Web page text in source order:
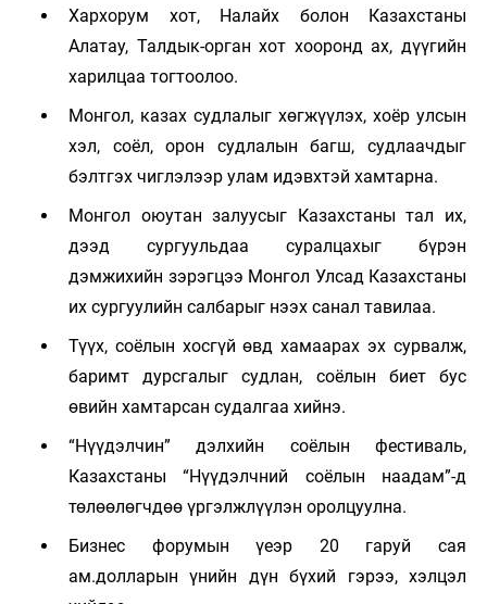
Хархорум хот, Налайх болон Казахстаны
Алатау, Талдык-орган хот хооронд ах, дүүгийн
харилцаа тогтоолоо.
Монгол, казах судлалыг хөгжүүлэх, хоёр улсын
хэл, соёл, орон судлалын багш, судлаачдыг
бэлтгэх чиглэлээр улам идэвхтэй хамтарна.
Монгол оюутан залуусыг Казахстаны тал их,
дээд сургуульдаа суралцахыг бүрэн
дэмжихийн зэрэгцээ Монгол Улсад Казахстаны
их сургуулийн салбарыг нээх санал тавилаа.
Түүх, соёлын хосгүй өвд хамаарах эх сурвалж,
баримт дурсгалыг судлан, соёлын биет бус
өвийн хамтарсан судалгаа хийнэ.
“Нүүдэлчин” дэлхийн соёлын фестиваль,
Казахстаны “Нүүдэлчний соёлын наадам”-д
төлөөлөгчдөө үргэлжлүүлэн оролцуулна.
Бизнес форумын үеэр 20 гаруй сая
ам.долларын үнийн дүн бүхий гэрээ, хэлцэл